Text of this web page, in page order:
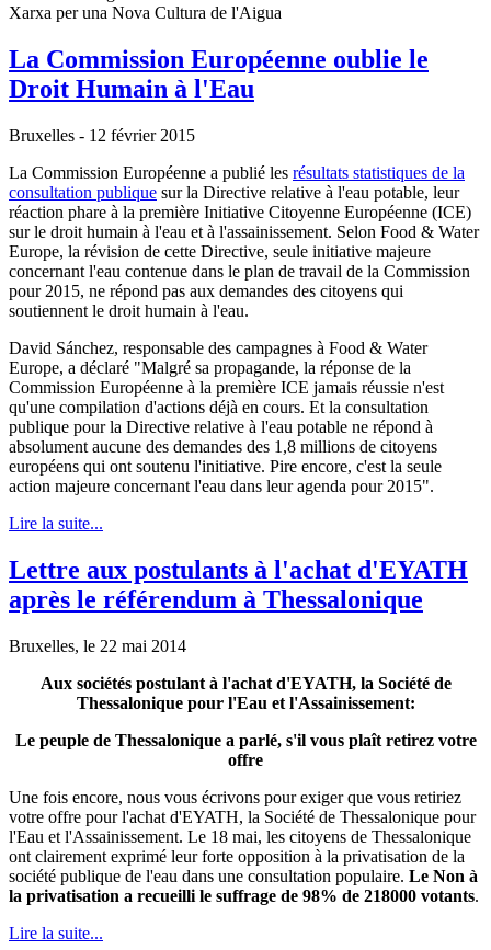
Xarxa per una Nova Cultura de l'Aigua
La Commission Européenne oublie le
Droit Humain à l'Eau
Bruxelles - 12 février 2015
La Commission Européenne a publié les résultats statistiques de la
consultation publique sur la Directive relative à l'eau potable, leur
réaction phare à la première Initiative Citoyenne Européenne (ICE)
sur le droit humain à l'eau et à l'assainissement. Selon Food & Water
Europe, la révision de cette Directive, seule initiative majeure
concernant l'eau contenue dans le plan de travail de la Commission
pour 2015, ne répond pas aux demandes des citoyens qui
soutiennent le droit humain à l'eau.
David Sánchez, responsable des campagnes à Food & Water
Europe, a déclaré "Malgré sa propagande, la réponse de la
Commission Européenne à la première ICE jamais réussie n'est
qu'une compilation d'actions déjà en cours. Et la consultation
publique pour la Directive relative à l'eau potable ne répond à
absolument aucune des demandes des 1,8 millions de citoyens
européens qui ont soutenu l'initiative. Pire encore, c'est la seule
action majeure concernant l'eau dans leur agenda pour 2015".
Lire la suite...
Lettre aux postulants à l'achat d'EYATH
après le référendum à Thessalonique
Bruxelles, le 22 mai 2014
Aux sociétés postulant à l'achat d'EYATH, la Société de
Thessalonique pour l'Eau et l'Assainissement:
Le peuple de Thessalonique a parlé, s'il vous plaît retirez votre
offre
Une fois encore, nous vous écrivons pour exiger que vous retiriez
votre offre pour l'achat d'EYATH, la Société de Thessalonique pour
l'Eau et l'Assainissement. Le 18 mai, les citoyens de Thessalonique
ont clairement exprimé leur forte opposition à la privatisation de la
société publique de l'eau dans une consultation populaire. Le Non à
la privatisation a recueilli le suffrage de 98% de 218000 votants.
Lire la suite...